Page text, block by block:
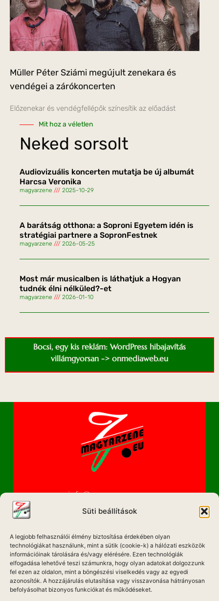
Süti beállítások
A legjobb felhasználói élmény biztosítása érdekében olyan
technológiákat használunk, mint a sütik (cookie-k) a hálózati eszközök
információinak tárolására és/vagy elérésére. Ezen technológiák
elfogadása lehetővé teszi számunkra, hogy olyan adatokat dolgozzunk
fel ezen az oldalon, mint a böngészési viselkedés vagy az egyedi
azonosítók. A hozzájárulás elutasítása vagy visszavonása hátrányosan
befolyásolhat bizonyos funkciókat és működéseket.
Müller Péter Sziámi megújult zenekara és
vendégei a zárókoncerten
Előzenekar és vendégfellépők színesítik az előadást
Mit hoz a véletlen
Neked sorsolt
Audiovizuális koncerten mutatja be új albumát
Harcsa Veronika
magyarzene 2025-10-29
A barátság otthona: a Soproni Egyetem idén is
stratégiai partnere a SopronFestnek
magyarzene 2026-05-25
Most már musicalben is láthatjuk a Hogyan
tudnék élni nélküled?-et
magyarzene 2026-01-10
Bocsi, egy kis reklám: WordPress hibajavítás
villámgyorsan -> onmediaweb.eu
info@magyarzene.eu
IMPRESSZUM
ETIKAI KÓDEX
MÉDIA AJÁNLAT
ADATKEZELÉSI NYILATKOZAT